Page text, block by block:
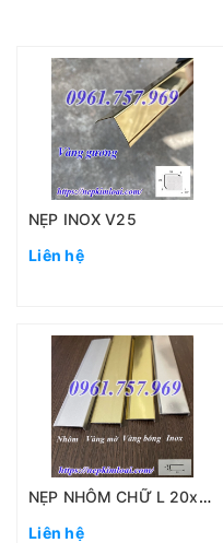
NẸP INOX V25
Liên hệ
NẸP NHÔM CHỮ L 20x4MM
Liên hệ